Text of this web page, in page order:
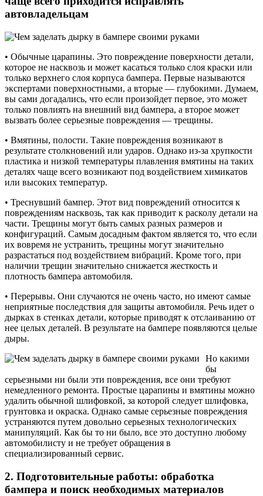
автовладельцам
• Обычные царапины. Это повреждение поверхности детали,
которое не насквозь и может касаться только слоя краски или
только верхнего слоя корпуса бампера. Первые называются
экспертами поверхностными, а вторые — глубокими. Думаем,
вы сами догадались, что если произойдет первое, это может
только повлиять на внешний вид бампера, а второе может
вызвать более серьезные повреждения — трещины.
• Вмятины, полости. Такие повреждения возникают в
результате столкновений или ударов. Однако из-за хрупкости
пластика и низкой температуры плавления вмятины на таких
деталях чаще всего возникают под воздействием химикатов
или высоких температур.
• Треснувший бампер. Этот вид повреждений относится к
повреждениям насквозь, так как приводит к расколу детали на
части. Трещины могут быть самых разных размеров и
конфигураций. Самым досадным фактом является то, что если
их вовремя не устранить, трещины могут значительно
разрастаться под воздействием вибраций. Кроме того, при
наличии трещин значительно снижается жесткость и
плотность бампера автомобиля.
• Перерывы. Они случаются не очень часто, но имеют самые
неприятные последствия для защиты автомобиля. Речь идет о
дырках в стенках детали, которые приводят к отслаиванию от
нее целых деталей. В результате на бампере появляются целые
дыры.
Но какими
бы
серьезными ни были эти повреждения, все они требуют
немедленного ремонта. Простые царапины и вмятины можно
удалить обычной шлифовкой, за которой следует шлифовка,
грунтовка и окраска. Однако самые серьезные повреждения
устраняются путем довольно серьезных технологических
манипуляций. Как бы то ни было, все это доступно любому
автомобилисту и не требует обращения в
специализированный сервис.
2. Подготовительные работы: обработка
бампера и поиск необходимых материалов